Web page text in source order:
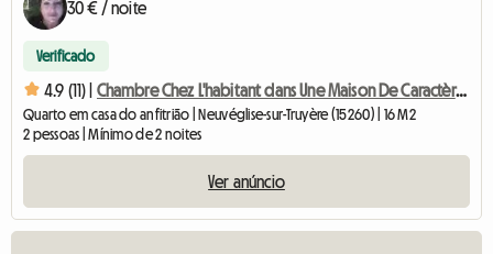
30 € / noite
Verificado
4.9 (11) | Chambre Chez L'habitant dans Une Maison De Caractère à Orado
Quarto em casa do anfitrião | Neuvéglise-sur-Truyère (15260) | 16 M2
2 pessoas | Mínimo de 2 noites
Ver anúncio